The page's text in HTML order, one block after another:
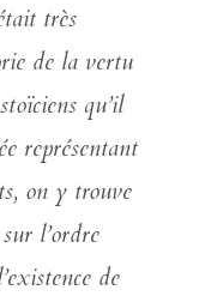
très
de la vertu
qu’il
représentant
on y trouve
l’ordre
de